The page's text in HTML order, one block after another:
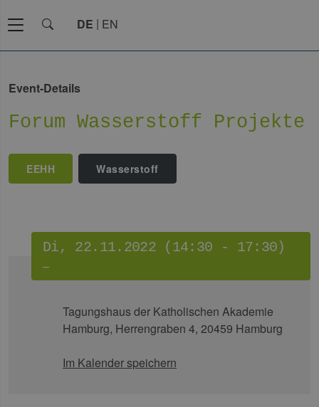
DE EN
Event-Details
Forum Wasserstoff Projekte
EEHH Wasserstoff
Di, 22.11.2022 (14:30 - 17:30)
–
Tagungshaus der Katholischen Akademie
Hamburg, Herrengraben 4, 20459 Hamburg
Im Kalender speichern